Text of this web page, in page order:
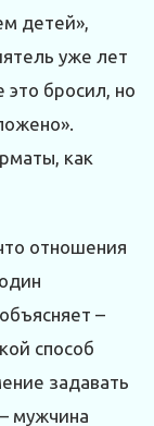
детей»,
уже лет
это бросил, но
как
отношения
–
способ
задавать
мужчина